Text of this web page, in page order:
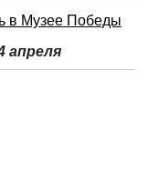
в Музее Победы
апреля